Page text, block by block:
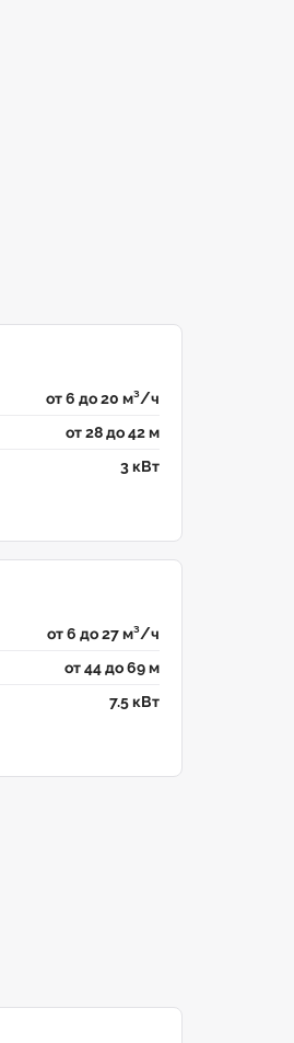
от 6 до 20 м³/ч
от 28 до 42 м
3 кВт
от 6 до 27 м³/ч
от 44 до 69 м
7.5 кВт